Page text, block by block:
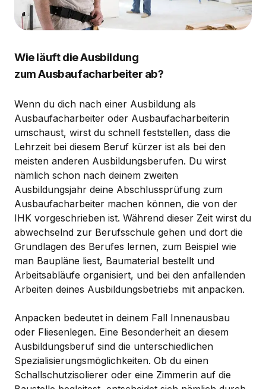
Wie läuft die Ausbildung
zum Ausbaufacharbeiter ab?
Wenn du dich nach einer Ausbildung als
Ausbaufacharbeiter oder Ausbaufacharbeiterin
umschaust, wirst du schnell feststellen, dass die
Lehrzeit bei diesem Beruf kürzer ist als bei den
meisten anderen Ausbildungsberufen. Du wirst
nämlich schon nach deinem zweiten
Ausbildungsjahr deine Abschlussprüfung zum
Ausbaufacharbeiter machen können, die von der
IHK vorgeschrieben ist. Während dieser Zeit wirst du
abwechselnd zur Berufsschule gehen und dort die
Grundlagen des Berufes lernen, zum Beispiel wie
man Baupläne liest, Baumaterial bestellt und
Arbeitsabläufe organisiert, und bei den anfallenden
Arbeiten deines Ausbildungsbetriebs mit anpacken.
Anpacken bedeutet in deinem Fall Innenausbau
oder Fliesenlegen. Eine Besonderheit an diesem
Ausbildungsberuf sind die unterschiedlichen
Spezialisierungsmöglichkeiten. Ob du einen
Schallschutzisolierer oder eine Zimmerin auf die